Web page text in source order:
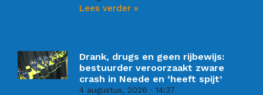
Lees verder »
Drank, drugs en geen rijbewijs:
bestuurder veroorzaakt zware
crash in Neede en ‘heeft spijt’
4 augustus, 2026 14:37